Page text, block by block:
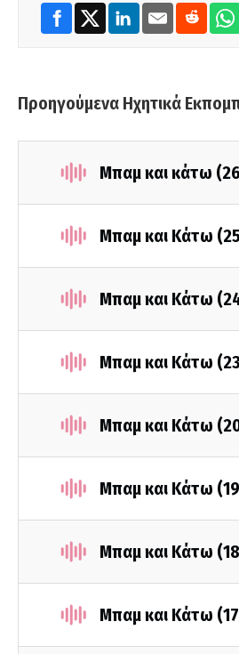
Προηγούμενα Ηχητικά
Μπαμ και κάτω
Μπαμ και Κάτω
Μπαμ και Κάτω
Μπαμ και Κάτω
Μπαμ και Κάτω
Μπαμ και Κάτω
Μπαμ και Κάτω
Μπαμ και Κάτω